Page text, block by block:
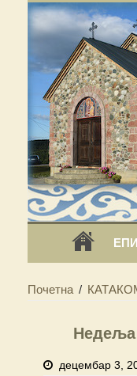
Почетна /
Недеља
децембар 3,